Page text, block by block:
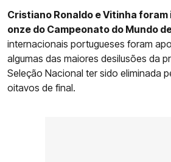
Cristiano Ronaldo e Vitinha
onze do Campeonato do Mundo
internacionais portugueses foram
algumas das maiores desilusões da
Seleção Nacional ter sido eliminada
oitavos de final.